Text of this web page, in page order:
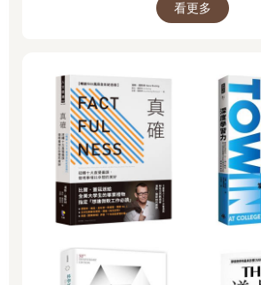
看更多